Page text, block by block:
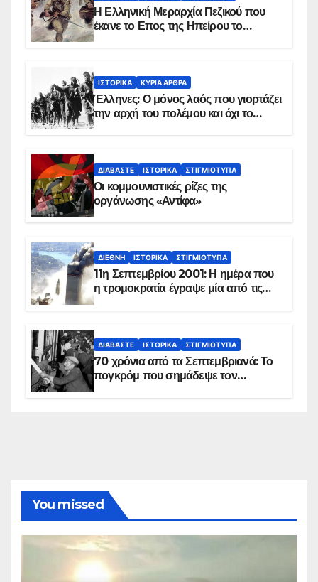
Η Ελληνική Μεραρχία Πεζικού που
έκανε το Επος της Ηπείρου το
ΙΣΤΟΡΙΚΆ ΚΥΡΙΑ ΑΡΘΡΑ
Έλληνες: Ο μόνος λαός που γιορτάζει
την αρχή του πολέμου και όχι το
ΔΙΑΒΆΣΤΕ ΙΣΤΟΡΙΚΆ ΣΤΙΓΜΙΌΤΥΠΑ
Οι κομμουνιστικές ρίζες της
οργάνωσης «Αντίφα»
ΔΙΕΘΝΉ ΙΣΤΟΡΙΚΆ ΣΤΙΓΜΙΌΤΥΠΑ
11η Σεπτεμβρίου 2001: Η ημέρα που
η τρομοκρατία έγραψε μία από τις
ΔΙΑΒΆΣΤΕ ΙΣΤΟΡΙΚΆ ΣΤΙΓΜΙΌΤΥΠΑ
70 χρόνια από τα Σεπτεμβριανά: Το
πογκρόμ που σημάδεψε τον
You missed